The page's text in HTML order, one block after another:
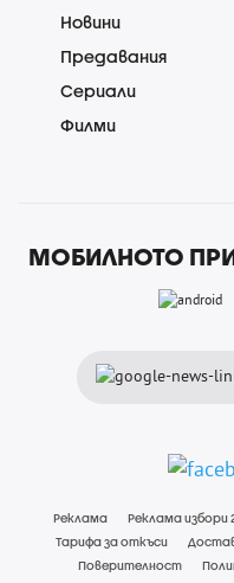
Новини
Предавания
Сериали
Филми
МОБИЛНОТО
Реклама Реклама избори
Тарифа за откъси
Поверителност